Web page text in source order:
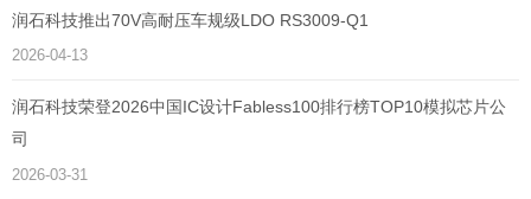
润石科技推出70V高耐压车规级LDO RS3009-Q1
2026-04-13
润石科技荣登2026中国IC设计Fabless100排行榜TOP10模拟芯片公
司
2026-03-31